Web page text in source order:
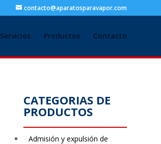
contacto@aparatosparavapor.com
Servicios Productos Contacto
CATEGORIAS DE
PRODUCTOS
Admisión y expulsión de